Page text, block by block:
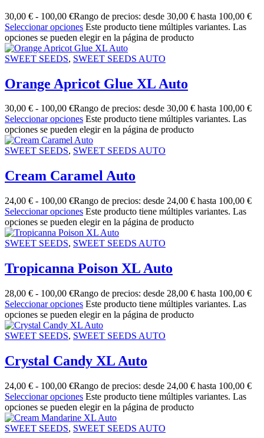
30,00 € - 100,00 €Rango de precios: desde 30,00 € hasta 100,00 €
Seleccionar opciones Este producto tiene múltiples variantes. Las
opciones se pueden elegir en la página de producto
SWEET SEEDS, SWEET SEEDS AUTO
Orange Apricot Glue XL Auto
30,00 € - 100,00 €Rango de precios: desde 30,00 € hasta 100,00 €
Seleccionar opciones Este producto tiene múltiples variantes. Las
opciones se pueden elegir en la página de producto
SWEET SEEDS, SWEET SEEDS AUTO
Cream Caramel Auto
24,00 € - 100,00 €Rango de precios: desde 24,00 € hasta 100,00 €
Seleccionar opciones Este producto tiene múltiples variantes. Las
opciones se pueden elegir en la página de producto
SWEET SEEDS, SWEET SEEDS AUTO
Tropicanna Poison XL Auto
28,00 € - 100,00 €Rango de precios: desde 28,00 € hasta 100,00 €
Seleccionar opciones Este producto tiene múltiples variantes. Las
opciones se pueden elegir en la página de producto
SWEET SEEDS, SWEET SEEDS AUTO
Crystal Candy XL Auto
24,00 € - 100,00 €Rango de precios: desde 24,00 € hasta 100,00 €
Seleccionar opciones Este producto tiene múltiples variantes. Las
opciones se pueden elegir en la página de producto
SWEET SEEDS, SWEET SEEDS AUTO